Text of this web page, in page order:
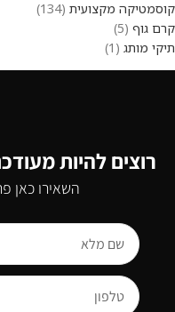
קוסמטיקה מקצועית 134
קרם גוף 5
תיקי מותג
1
רוצים להיות
השאירו כאן